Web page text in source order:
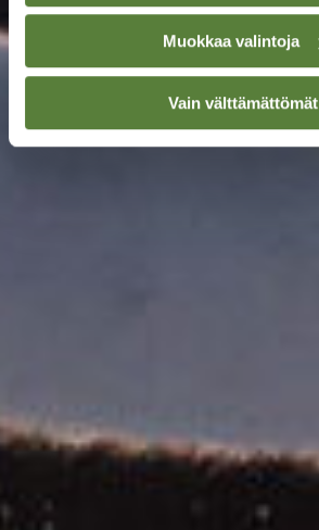
Muokkaa valintoja
Vain välttämättömät